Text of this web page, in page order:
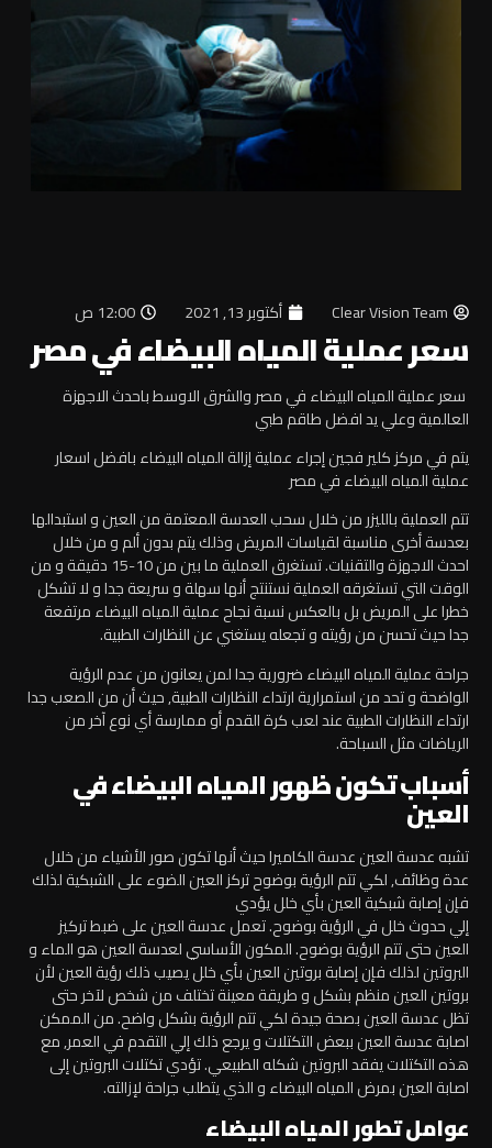
Clear Vision Team أكتوبر 13, 2021 12:00 ص
سعر عملية المياه البيضاء في مصر
سعر عملية المياه البيضاء في مصر والشرق الاوسط باحدث الاجهزة
العالمية وعلي يد افضل طاقم طبي
يتم في مركز كلير فجين إجراء عملية إزالة المياه البيضاء بافضل اسعار
عملية المياه البيضاء في مصر
تتم العملية بالليزر من خلال سحب العدسة المعتمة من العين و استبدالها
بعدسة أخرى مناسبة لقياسات المريض وذلك يتم بدون ألم و من خلال
احدث الاجهزة والتقنيات. تستغرق العملية ما بين من 10-15 دقيقة و من
الوقت التي تستغرقه العملية نستنتج أنها سهلة و سريعة جدا و لا تشكل
خطرا على المريض بل بالعكس نسبة نجاح عملية المياه البيضاء مرتفعة
جدا حيث تحسن من رؤيته و تجعله يستغني عن النظارات الطبية.
جراحة عملية المياه البيضاء ضرورية جدا لمن يعانون من عدم الرؤية
الواضحة و تحد من استمرارية ارتداء النظارات الطبية, حيث أن من الصعب جدا
ارتداء النظارات الطبية عند لعب كرة القدم أو ممارسة أي نوع آخر من
الرياضات مثل السباحة.
أسباب تكون ظهور المياه البيضاء في
العين
تشبه عدسة العين عدسة الكاميرا حيث أنها تكون صور الأشياء من خلال
عدة وظائف, لكي تتم الرؤية بوضوح تركز العين الضوء على الشبكية لذلك
فإن إصابة شبكية العين بأي خلل يؤدي
إلي حدوث خلل في الرؤية بوضوح. تعمل عدسة العين على ضبط تركيز
العين حتى تتم الرؤية بوضوح. المكون الأساسي لعدسة العين هو الماء و
البروتين لذلك فإن إصابة بروتين العين بأي خلل يصيب ذلك رؤية العين لأن
بروتين العين منظم بشكل و طريقة معينة تختلف من شخص لآخر حتى
تظل عدسة العين بصحة جيدة لكي تتم الرؤية بشكل واضح. من الممكن
اصابة عدسة العين ببعض التكتلات و يرجع ذلك إلي التقدم في العمر, مع
هذه التكتلات يفقد البروتين شكله الطبيعي. تؤدي تكتلات البروتين إلى
اصابة العين بمرض المياه البيضاء و الذي يتطلب جراحة لإزالته.
عوامل تطور المياه البيضاء